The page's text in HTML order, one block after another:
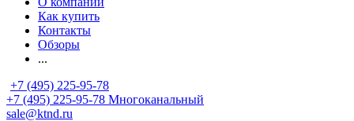
Как купить
Контакты
Обзоры
...
+7 (495) 225-95-78
+7 (495) 225-95-78 Многоканальный
sale@ktnd.ru